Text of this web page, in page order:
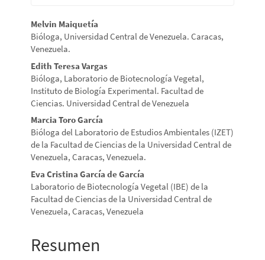
Contenido
principal
del
artículo
Melvin Maiquetía
Bióloga, Universidad Central de Venezuela. Caracas,
Venezuela.
Edith Teresa Vargas
Bióloga, Laboratorio de Biotecnología Vegetal,
Instituto de Biología Experimental. Facultad de
Ciencias. Universidad Central de Venezuela
Marcia Toro García
Bióloga del Laboratorio de Estudios Ambientales (IZET)
de la Facultad de Ciencias de la Universidad Central de
Venezuela, Caracas, Venezuela.
Eva Cristina García de García
Laboratorio de Biotecnología Vegetal (IBE) de la
Facultad de Ciencias de la Universidad Central de
Venezuela, Caracas, Venezuela
Resumen